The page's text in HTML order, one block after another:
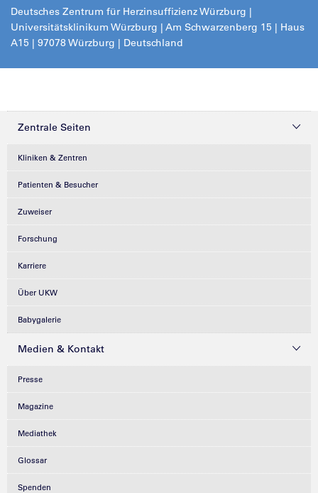
Deutsches Zentrum für Herzinsuffizienz Würzburg |
Universitätsklinikum Würzburg | Am Schwarzenberg 15 | Haus
A15 | 97078 Würzburg | Deutschland
Zentrale Seiten
Kliniken & Zentren
Patienten & Besucher
Zuweiser
Forschung
Karriere
Über UKW
Babygalerie
Medien & Kontakt
Presse
Magazine
Mediathek
Glossar
Spenden